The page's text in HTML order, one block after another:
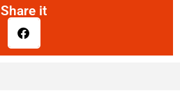
Share it